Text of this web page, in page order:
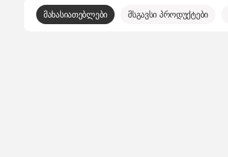
მახასიათებლები მსგავსი პროდუქტები